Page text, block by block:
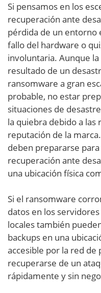
Si pensamos en los
recuperación ante
pérdida de un entorno
fallo del hardware o
involuntaria. Aunque
resultado de un
ransomware a gran
probable, no estar
situaciones de
la quiebra debido a las
reputación de la
deben prepararse
recuperación ante
una ubicación física
Si el ransomware
datos en los
locales también
backups en una
accesible por la red
recuperarse de un
rápidamente y sin